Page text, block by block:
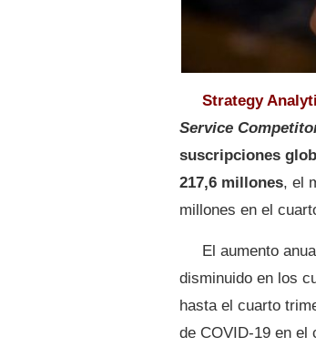
Strategy
Service
suscripciones
217,6 millones, el
millones en el
El aumento
disminuido en los
hasta el cuarto
de COVID-19 en el